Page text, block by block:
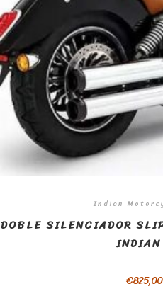
Indian
DOBLE SILENCIADOR
€825,00